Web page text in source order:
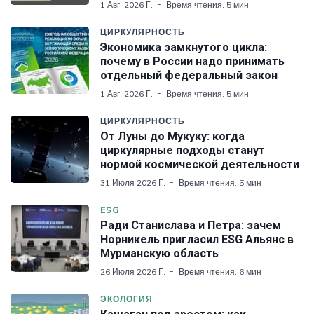
1 Авг. 2026 Г. Время чтения: 5 мин
ЦИРКУЛЯРНОСТЬ
Экономика замкнутого цикла:
почему в России надо принимать
отдельный федеральный закон
1 Авг. 2026 Г. Время чтения: 5 мин
ЦИРКУЛЯРНОСТЬ
От Луны до Мукуку: когда
циркулярные подходы станут
нормой космической деятельности
31 Июля 2026 Г. Время чтения: 5 мин
ESG
Ради Станислава и Петра: зачем
Норникель пригласил ESG Альянс в
Мурманскую область
26 Июля 2026 Г. Время чтения: 6 мин
ЭКОЛОГИЯ